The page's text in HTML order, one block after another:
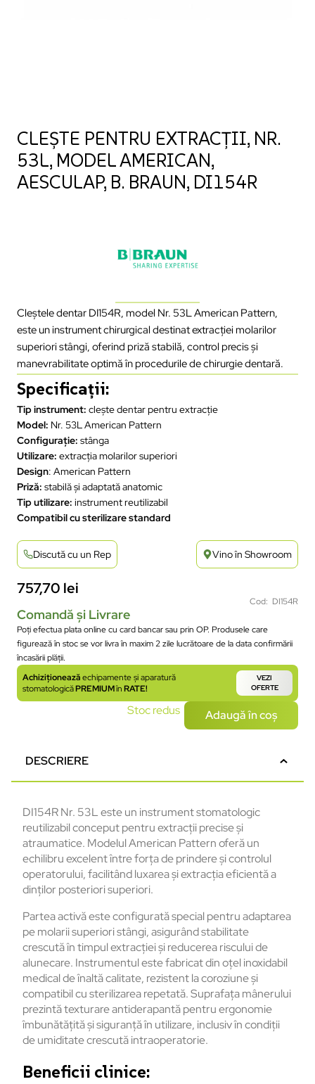
CLEȘTE PENTRU EXTRACȚII, NR.
53L, MODEL AMERICAN,
AESCULAP, B. BRAUN, DI154R
Cleștele dentar DI154R, model Nr. 53L American Pattern,
este un instrument chirurgical destinat extracției molarilor
superiori stângi, oferind priză stabilă, control precis și
manevrabilitate optimă în procedurile de chirurgie dentară.
Specificații:
Tip instrument: clește dentar pentru extracție
Model: Nr. 53L American Pattern
Configurație: stânga
Utilizare: extracția molarilor superiori
Design: American Pattern
Priză: stabilă și adaptată anatomic
Tip utilizare: instrument reutilizabil
Compatibil cu sterilizare standard
Discută cu un Rep Vino în Showroom
757,70 lei
Cod: DI154R
Comandă și Livrare
Poți efectua plata online cu card bancar sau prin OP. Produsele care
figurează în stoc se vor livra în maxim 2 zile lucrătoare de la data confirmării
încasării plății.
Achiziționeazăechipamente și aparatură
stomatologicăPREMIUMînRATE!
VEZI
OFERTE
Stoc redus Adaugă în coș
DESCRIERE
DI154R Nr. 53L este un instrument stomatologic
reutilizabil conceput pentru extracții precise și
atraumatice. Modelul American Pattern oferă un
echilibru excelent între forța de prindere și controlul
operatorului, facilitând luxarea și extracția eficientă a
dinților posteriori superiori.
Partea activă este configurată special pentru adaptarea
pe molarii superiori stângi, asigurând stabilitate
crescută în timpul extracției și reducerea riscului de
alunecare. Instrumentul este fabricat din oțel inoxidabil
medical de înaltă calitate, rezistent la coroziune și
compatibil cu sterilizarea repetată. Suprafața mânerului
prezintă texturare antiderapantă pentru ergonomie
îmbunătățită și siguranță în utilizare, inclusiv în condiții
de umiditate crescută intraoperatorie.
Beneficii clinice: